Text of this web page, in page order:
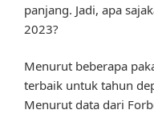
panjang. Jadi, apa
2023?
Menurut beberapa
terbaik untuk tahun
Menurut data dari